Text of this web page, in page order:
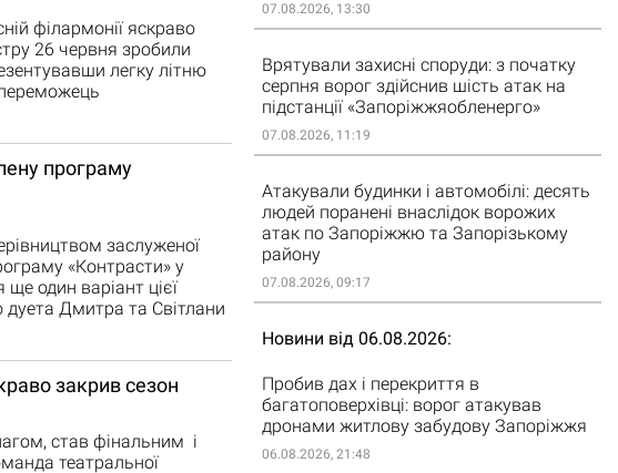
філармонії яскраво
26 червня зробили
легку літню
програму
заслуженої
«Контрасти» у
один варіант цієї
дуета Дмитра та Світлани
закрив сезон
став фінальним і
театральної
07.08.2026, 13:30
Врятували захисні споруди: з початку
серпня ворог здійснив шість атак на
підстанції «Запоріжжяобленерго»
07.08.2026, 11:19
Атакували будинки і автомобілі: десять
людей поранені внаслідок ворожих
атак по Запоріжжю та Запорізькому
району
07.08.2026, 09:17
Новини від 06.08.2026
Пробив дах і перекриття в
багатоповерхівці: ворог атакував
дронами житлову забудову Запоріжжя
06.08.2026, 21:48